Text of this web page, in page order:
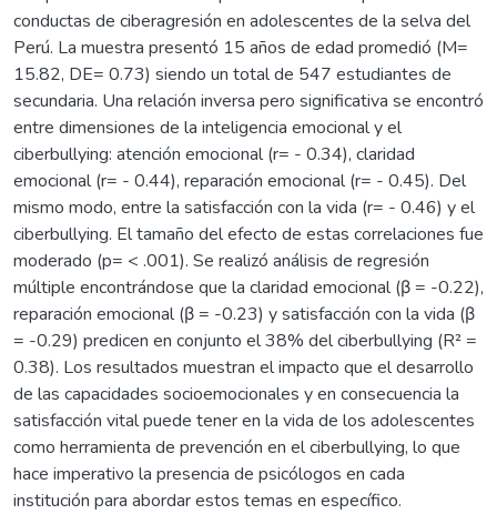
conductas de ciberagresión en adolescentes de la selva del
Perú. La muestra presentó 15 años de edad promedió (M=
15.82, DE= 0.73) siendo un total de 547 estudiantes de
secundaria. Una relación inversa pero significativa se encontró
entre dimensiones de la inteligencia emocional y el
ciberbullying: atención emocional (r= - 0.34), claridad
emocional (r= - 0.44), reparación emocional (r= - 0.45). Del
mismo modo, entre la satisfacción con la vida (r= - 0.46) y el
ciberbullying. El tamaño del efecto de estas correlaciones fue
moderado (p= < .001). Se realizó análisis de regresión
múltiple encontrándose que la claridad emocional (β = -0.22),
reparación emocional (β = -0.23) y satisfacción con la vida (β
= -0.29) predicen en conjunto el 38% del ciberbullying (R² =
0.38). Los resultados muestran el impacto que el desarrollo
de las capacidades socioemocionales y en consecuencia la
satisfacción vital puede tener en la vida de los adolescentes
como herramienta de prevención en el ciberbullying, lo que
hace imperativo la presencia de psicólogos en cada
institución para abordar estos temas en específico.